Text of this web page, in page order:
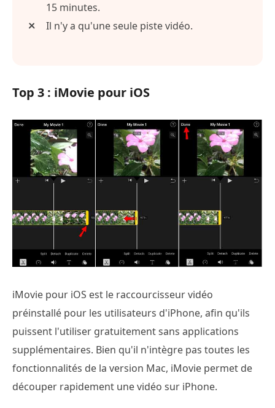
15 minutes.
Il n'y a qu'une seule piste vidéo.
Top 3 : iMovie pour iOS
iMovie pour iOS est le raccourcisseur vidéo
préinstallé pour les utilisateurs d'iPhone, afin qu'ils
puissent l'utiliser gratuitement sans applications
supplémentaires. Bien qu'il n'intègre pas toutes les
fonctionnalités de la version Mac, iMovie permet de
découper rapidement une vidéo sur iPhone.